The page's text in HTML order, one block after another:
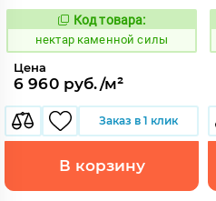
1129713
Код товара:
нектар каменной силы
Цена
6 960 руб./м²
Заказ в 1 клик
В корзину